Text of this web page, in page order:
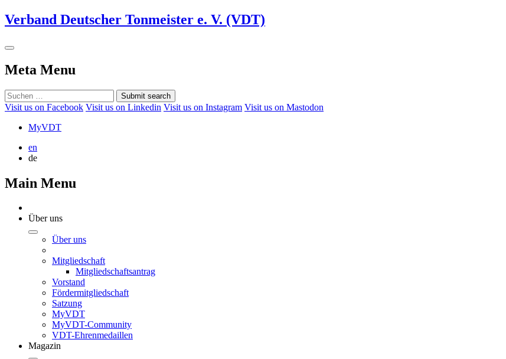
Verband Deutscher Tonmeister e. V. (VDT)
Meta Menu
Submit search
Visit us on Facebook Visit us on Linkedin Visit us on Instagram Visit us on Mastodon
MyVDT
en
de
Main Menu
Über uns
Über uns
Mitgliedschaft
Mitgliedschaftsantrag
Vorstand
Fördermitgliedschaft
Satzung
MyVDT
MyVDT-Community
VDT-Ehrenmedaillen
Magazin